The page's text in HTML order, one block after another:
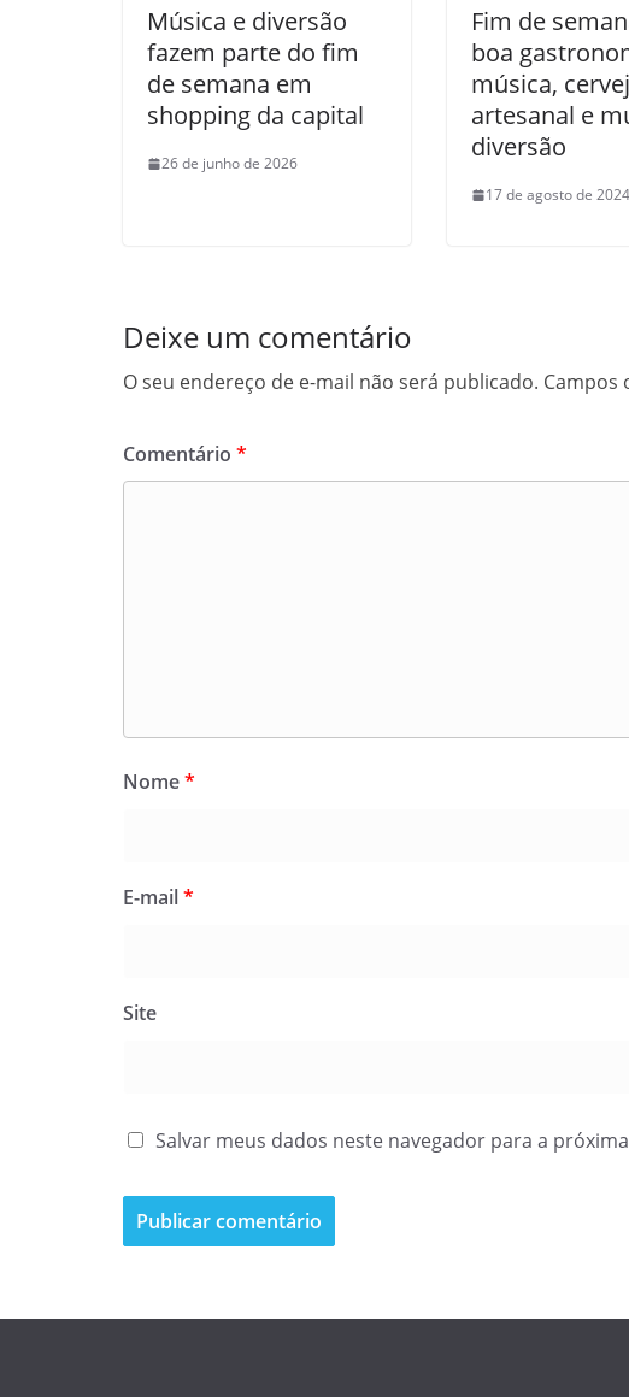
Música e diversão
fazem parte do fim
de semana em
shopping da capital
26 de junho de 2026
Fim de
boa
música,
artesanal e
diversão
17 de agosto de 2024
Deixe um comentário
O seu endereço de e-mail não será publicado. Campos
Comentário *
Nome*
E-mail*
Site
Salvar meus dados neste navegador para a